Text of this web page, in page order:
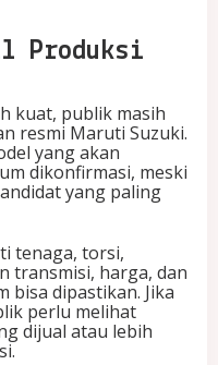
Produksi
kuat, publik masih
resmi Maruti Suzuki.
yang akan
dikonfirmasi, meski
yang paling
tenaga, torsi,
transmisi, harga, dan
bisa dipastikan. Jika
perlu melihat
dijual atau lebih